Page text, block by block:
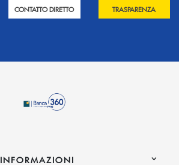
CONTATTO DIRETTO TRASPARENZA
INFORMAZIONI